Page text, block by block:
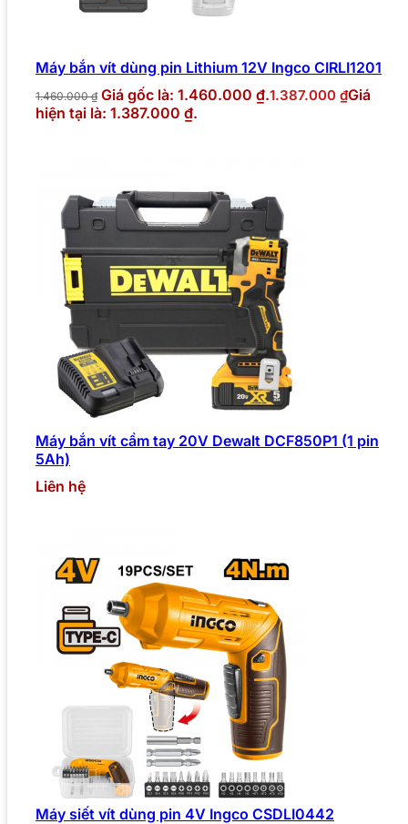
Máy bắn vít dùng pin Lithium 12V Ingco CIRLI1201
1.460.000₫ Giá gốc là: 1.460.000 ₫.1.387.000 ₫Giá
hiện tại là: 1.387.000 ₫.
Máy bắn vít cầm tay 20V Dewalt DCF850P1 (1 pin
5Ah)
Liên hệ
Máy siết vít dùng pin 4V Ingco CSDLI0442